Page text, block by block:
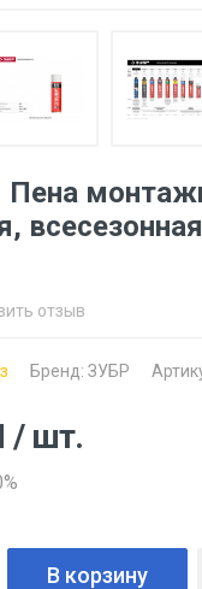
Пена
отзыв
Бренд: ЗУБР
/ шт.
В корзину